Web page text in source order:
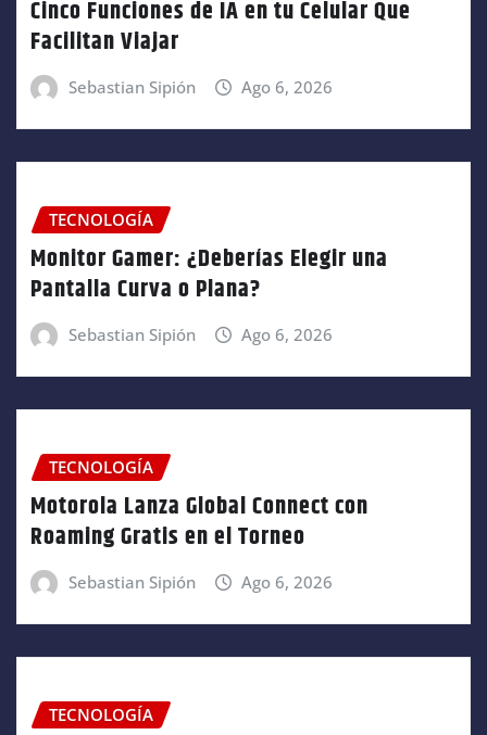
Cinco Funciones de IA en tu Celular Que
Facilitan Viajar
Sebastian Sipión Ago 6, 2026
TECNOLOGÍA
Monitor Gamer: ¿Deberías Elegir una
Pantalla Curva o Plana?
Sebastian Sipión Ago 6, 2026
TECNOLOGÍA
Motorola Lanza Global Connect con
Roaming Gratis en el Torneo
Sebastian Sipión Ago 6, 2026
TECNOLOGÍA